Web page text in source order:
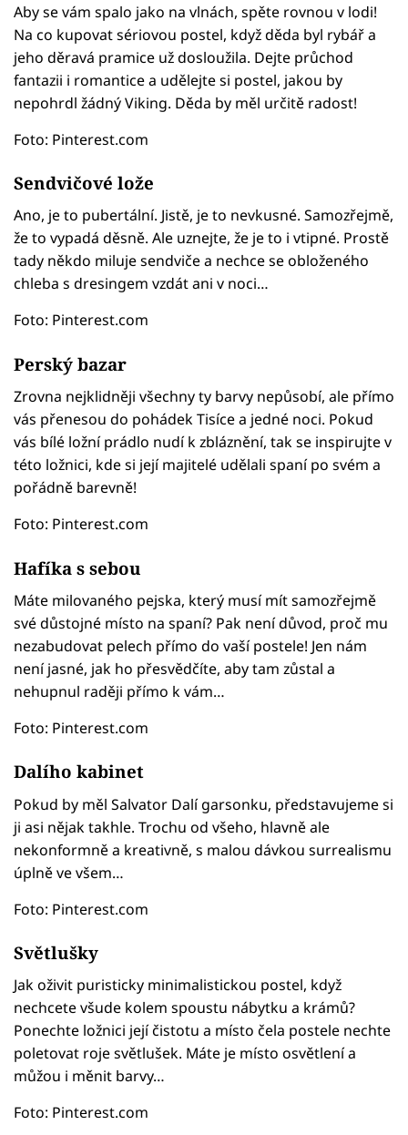
Aby se vám spalo jako na vlnách, spěte rovnou v lodi!
Na co kupovat sériovou postel, když děda byl rybář a
jeho děravá pramice už dosloužila. Dejte průchod
fantazii i romantice a udělejte si postel, jakou by
nepohrdl žádný Viking. Děda by měl určitě radost!
Foto: Pinterest.com
Sendvičové lože
Ano, je to pubertální. Jistě, je to nevkusné. Samozřejmě,
že to vypadá děsně. Ale uznejte, že je to i vtipné. Prostě
tady někdo miluje sendviče a nechce se obloženého
chleba s dresingem vzdát ani v noci…
Foto: Pinterest.com
Perský bazar
Zrovna nejklidněji všechny ty barvy nepůsobí, ale přímo
vás přenesou do pohádek Tisíce a jedné noci. Pokud
vás bílé ložní prádlo nudí k zbláznění, tak se inspirujte v
této ložnici, kde si její majitelé udělali spaní po svém a
pořádně barevně!
Foto: Pinterest.com
Hafíka s sebou
Máte milovaného pejska, který musí mít samozřejmě
své důstojné místo na spaní? Pak není důvod, proč mu
nezabudovat pelech přímo do vaší postele! Jen nám
není jasné, jak ho přesvědčíte, aby tam zůstal a
nehupnul raději přímo k vám…
Foto: Pinterest.com
Dalího kabinet
Pokud by měl Salvator Dalí garsonku, představujeme si
ji asi nějak takhle. Trochu od všeho, hlavně ale
nekonformně a kreativně, s malou dávkou surrealismu
úplně ve všem…
Foto: Pinterest.com
Světlušky
Jak oživit puristicky minimalistickou postel, když
nechcete všude kolem spoustu nábytku a krámů?
Ponechte ložnici její čistotu a místo čela postele nechte
poletovat roje světlušek. Máte je místo osvětlení a
můžou i měnit barvy…
Foto: Pinterest.com